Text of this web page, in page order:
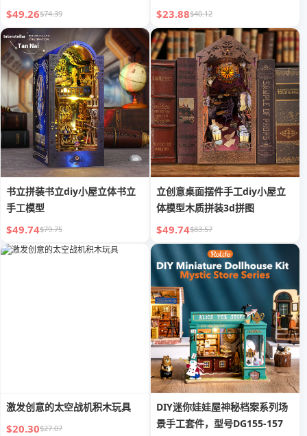
$49.26$74.39
意礼物
$23.88$40.12
书立拼装书立diy小屋立体书立
手工模型
$49.74$79.75
立创意桌面摆件手工diy小屋立
体模型木质拼装3d拼图
$49.74$83.57
激发创意的太空战机积木玩具
$20.30$27.07
DIY迷你娃娃屋神秘档案系列场
景手工套件，型号DG155-157